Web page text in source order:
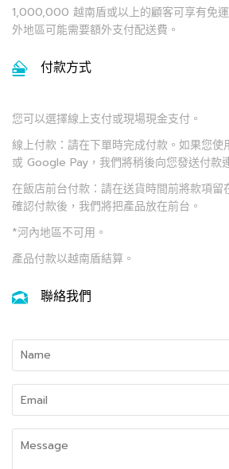
1,000,000 越南盾或以上的顧客可享有免
外地區可能需要額外支付配送費。
付款方式
您可以選擇線上支付或現場現金支付。
線上付款：請在下單時完成付款。如果您
或 Google Pay，我們將稍後向您發送付款
在飯店前台付款：請在送貨時間前將款項留
確認付款後，我們將把產品放在前台。
*河內地區不可用。
產品付款以越南盾結算。
聯絡我們